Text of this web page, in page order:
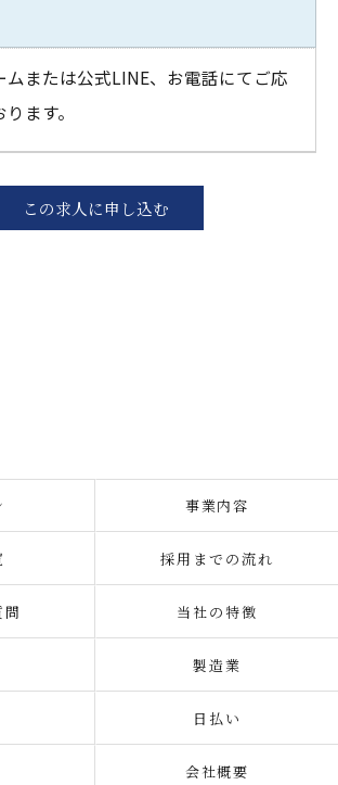
ムまたは公式LINE、お電話にてご応
ます。
この求人に申し込む
事業内容
採用までの流れ
当社の特徴
製造業
日払い
会社概要